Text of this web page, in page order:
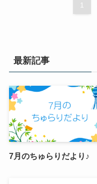
1
最新記事
7月のちゅらりだより♪